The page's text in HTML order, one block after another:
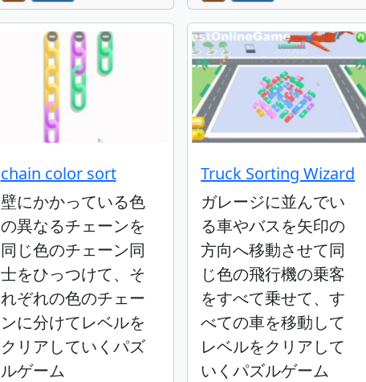
chain color sort
壁にかかっている色
の異なるチェーンを
同じ色のチェーン同
士をひっつけて、そ
れぞれの色のチェー
ンに分けてレベルを
クリアしていくパズ
ルゲーム
Truck Sorting Wizard
ガレージに並んでい
る車やバスを矢印の
方向へ移動させて同
じ色の飛行機の乗客
をすべて乗せて、す
べての車を移動して
レベルをクリアして
いくパズルゲーム